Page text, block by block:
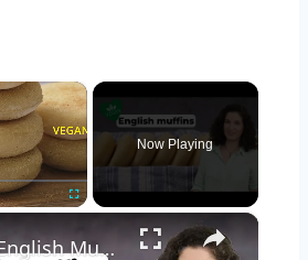
×
Now Playing
×
Vegan English Muffin Recipe